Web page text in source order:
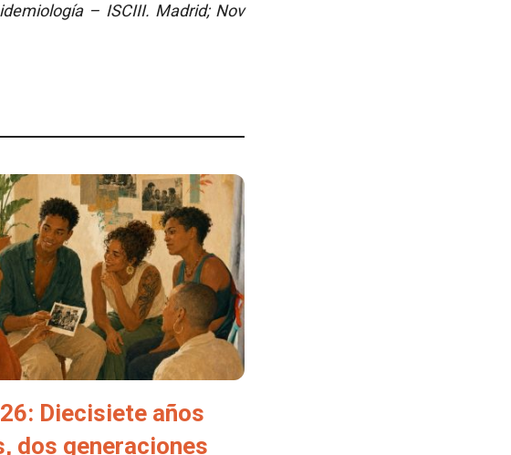
– ISCIII. Madrid; Nov
Diecisiete años
dos generaciones